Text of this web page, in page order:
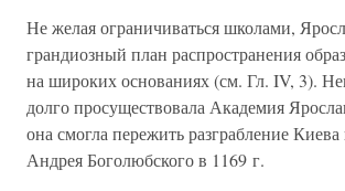
Не желая ограничиваться школами,
грандиозный план распространения
на широких основаниях (см. Гл. IV, 3).
долго просуществовала Академия
она смогла пережить разграбление
Андрея Боголюбского в 1169 г.